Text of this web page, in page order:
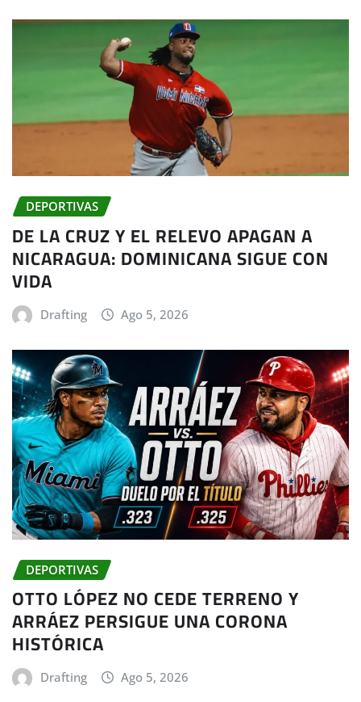
DEPORTIVAS
DE LA CRUZ Y EL RELEVO APAGAN A
NICARAGUA: DOMINICANA SIGUE CON
VIDA
Drafting Ago 5, 2026
DEPORTIVAS
OTTO LÓPEZ NO CEDE TERRENO Y
ARRÁEZ PERSIGUE UNA CORONA
HISTÓRICA
Drafting Ago 5, 2026